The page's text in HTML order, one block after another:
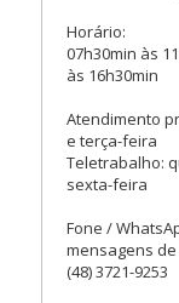
Horário:
07h30min às
às 16h30min
Atendimento
e terça-feira
Teletrabalho:
sexta-feira
Fone /
mensagens de
(48) 3721-9253